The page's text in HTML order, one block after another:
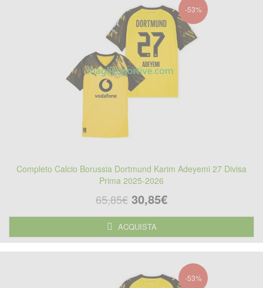
-53%
Completo Calcio Borussia Dortmund Karim Adeyemi 27 Divisa
Prima 2025-2026
65,85€ 30,85€
ACQUISTA
-53%